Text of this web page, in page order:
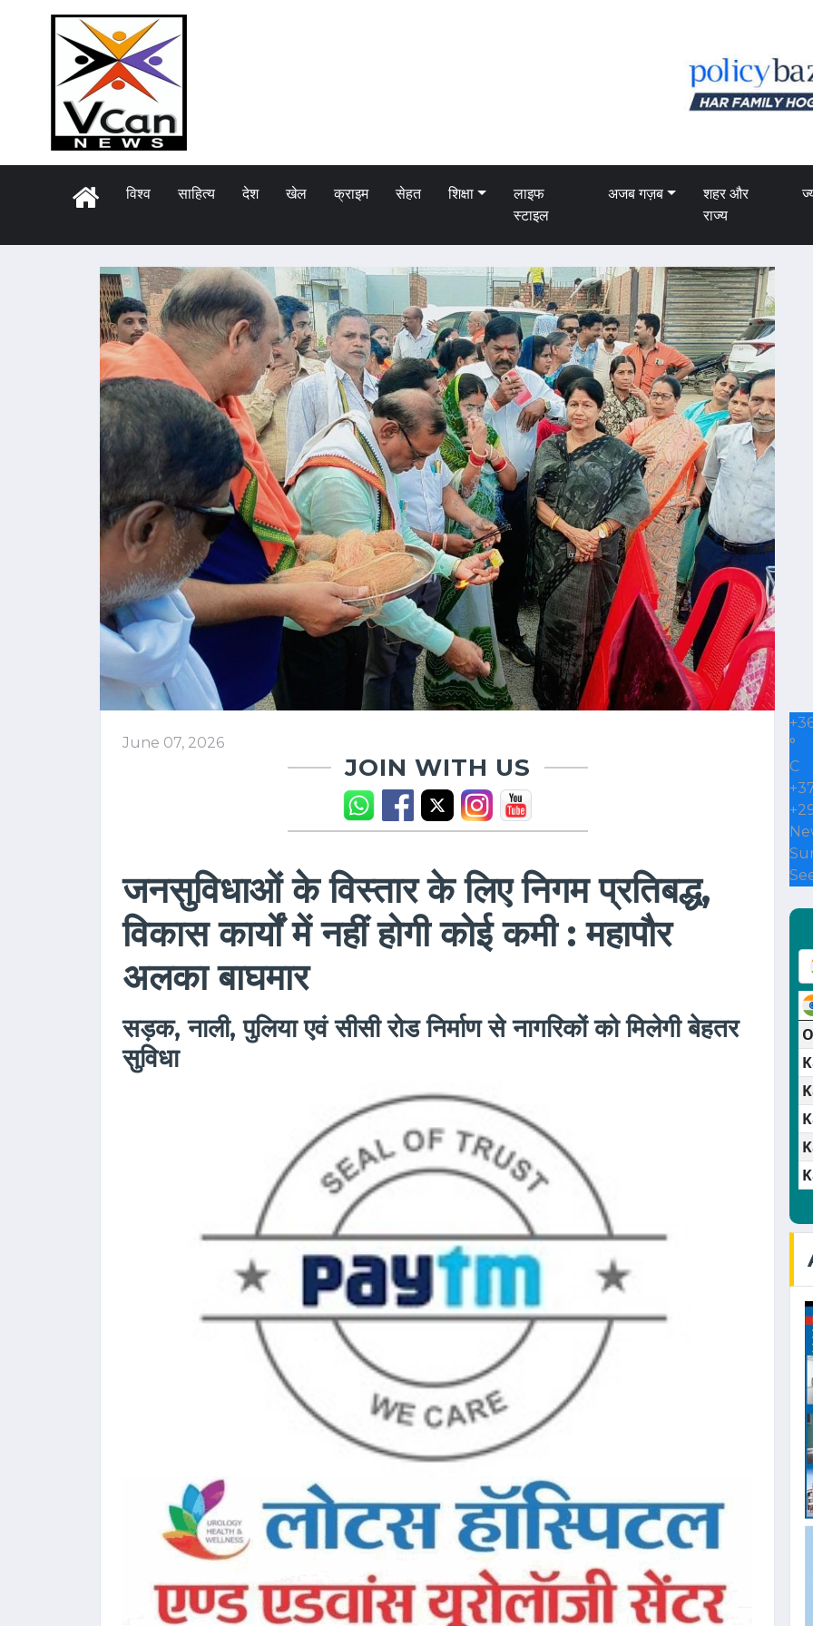
विश्व साहित्य देश खेल क्राइम सेहत शिक्षा
लाइफ
स्टाइल
अजब गज़ब
शहर और
राज्य
June 07, 2026
JOIN WITH US
जनसुविधाओं के विस्तार के लिए निगम प्रतिबद्ध,
विकास कार्यों में नहीं होगी कोई कमी : महापौर
अलका बाघमार
सड़क, नाली, पुलिया एवं सीसी रोड निर्माण से नागरिकों को मिलेगी बेहतर
सुविधा
+
°
C
+
+